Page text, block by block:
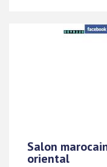
Salon
oriental